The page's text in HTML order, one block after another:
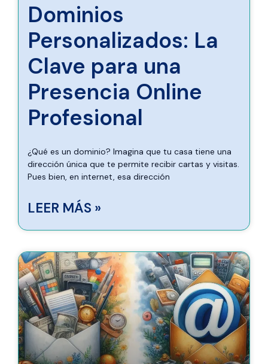
Dominios
Personalizados: La
Clave para una
Presencia Online
Profesional
¿Qué es un dominio? Imagina que tu casa tiene una
dirección única que te permite recibir cartas y visitas.
Pues bien, en internet, esa dirección
LEER MÁS »